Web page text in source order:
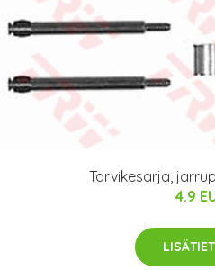
Tarvikesarja,
4.9